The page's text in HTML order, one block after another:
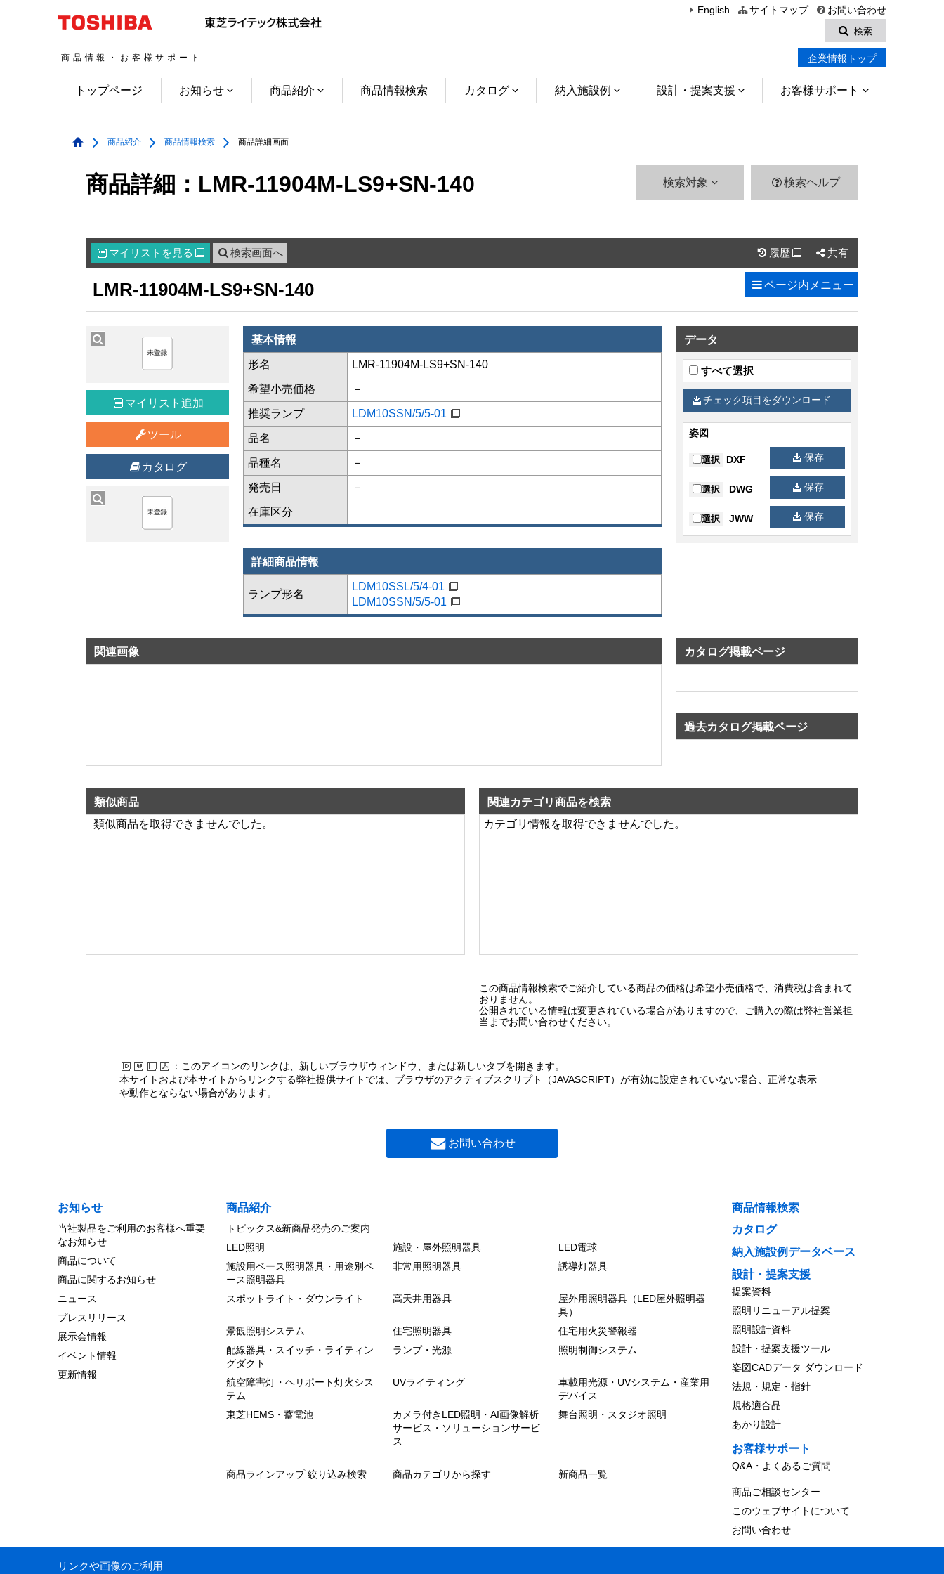
English サイトマップ
お問い合わせ
検索
商品情報・お客様サポート 企業情報トップ
トップページ お知らせ 商品紹介 商品情報検索 カタログ 納入施設例 設計・提案支援 お客様サポート
商品紹介 商品情報検索 商品詳細画面
商品詳細：LMR-11904M-LS9+SN-140 検索対象 検索ヘルプ
マイリスト を見る  検索画面へ 履歴  共有
LMR-11904M-LS9+SN-140 ページ内 メニュー
マイリスト追加
ツール
カタログ
基本情報
形名 LMR-11904M-LS9+SN-140
希望小売価格 －
推奨ランプ LDM10SSN/5/5-01
品名 －
品種名 －
発売日 －
在庫区分
詳細商品情報
ランプ形名
LDM10SSL/5/4-01
LDM10SSN/5/5-01
データ
すべて選択
チェック項目をダウンロード
姿図
選択 DXF 保存
選択 DWG 保存
選択 JWW 保存
関連画像 カタログ掲載ページ
過去カタログ掲載ページ
類似商品
類似商品を取得できませんでした。
関連カテゴリ商品を検索
カテゴリ情報を取得できませんでした。
この商品情報検索でご紹介している商品の価格は希望小売価格で、消費税は含まれて
おりません。
公開されている情報は変更されている場合がありますので、ご購入の際は弊社営業担
当までお問い合わせください。
：このアイコンのリンクは、新しいブラウザウィンドウ、または新しいタブを開きます。
本サイトおよび本サイトからリンクする弊社提供サイトでは、ブラウザのアクティブスクリプト（JAVASCRIPT）が有効に設定されていない場合、正常な表示
や動作とならない場合があります。
お問い合わせ
お知らせ
当社製品をご利用のお客様へ重要
なお知らせ
商品について
商品に関するお知らせ
ニュース
プレスリリース
展示会情報
イベント情報
更新情報
商品紹介
トピックス&新商品発売のご案内
LED照明
施設・屋外照明器具
LED電球
施設用ベース照明器具・用途別ベ
ース照明器具
非常用照明器具 誘導灯器具
スポットライト・ダウンライト 高天井用器具
屋外用照明器具（LED屋外照明器
具）
景観照明システム
住宅照明器具
住宅用火災警報器
配線器具・スイッチ・ライティン
グダクト
ランプ・光源 照明制御システム
航空障害灯・ヘリポート灯火シス
テム
UVライティング
車載用光源・UVシステム・産業用
デバイス
東芝HEMS・蓄電池
カメラ付きLED照明・AI画像解析
サービス・ソリューションサービ
ス
舞台照明・スタジオ照明
商品ラインアップ 絞り込み検索 商品カテゴリから探す 新商品一覧
商品情報検索
カタログ
納入施設例データベース
設計・提案支援
提案資料
照明リニューアル提案
照明設計資料
設計・提案支援ツール
姿図CADデータ ダウンロード
法規・規定・指針
規格適合品
あかり設計
お客様サポート
Q&A・よくあるご質問
商品ご相談センター
このウェブサイトについて
お問い合わせ
リンクや画像のご利用